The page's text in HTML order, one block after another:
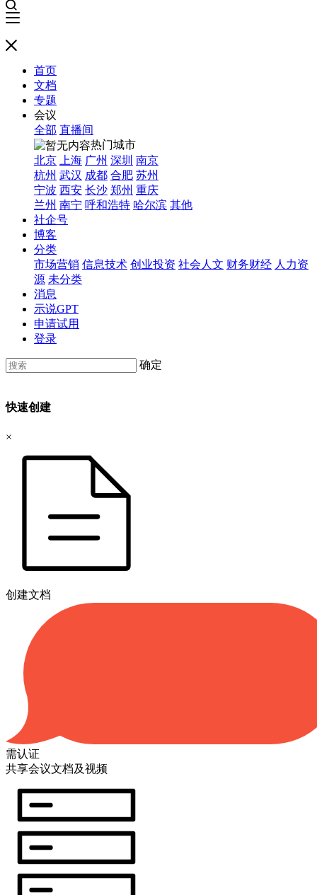
首页
文档
专题
会议
全部 直播间
热门城市
北京
上海 广州 深圳 南京
杭州 武汉 成都 合肥 苏州
宁波 西安 长沙 郑州 重庆
兰州 南宁 呼和浩特 哈尔滨 其他
社企号
博客
分类
市场营销 信息技术 创业投资 社会人文 财务财经 人力资
源 未分类
消息
示说GPT
申请试用
登录
确定
快速创建
×
创建文档
需认证
共享会议文档及视频